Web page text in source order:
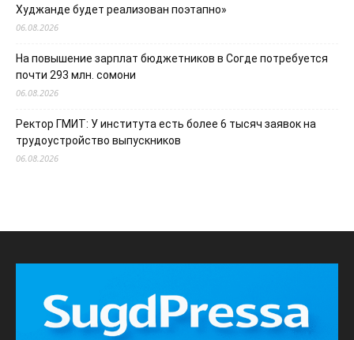
Худжанде будет реализован поэтапно»
06.08.2026
На повышение зарплат бюджетников в Согде потребуется
почти 293 млн. сомони
06.08.2026
Ректор ГМИТ: У института есть более 6 тысяч заявок на
трудоустройство выпускников
06.08.2026